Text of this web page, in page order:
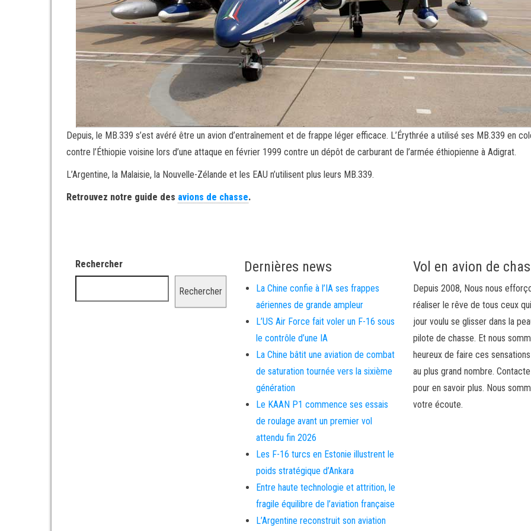
Depuis, le MB.339 s’est avéré être un avion d’entraînement et de frappe léger efficace. L’Érythrée a utilisé ses MB.339 en
contre l’Éthiopie voisine lors d’une attaque en février 1999 contre un dépôt de carburant de l’armée éthiopienne à Adigrat.
L’Argentine, la Malaisie, la Nouvelle-Zélande et les EAU n’utilisent plus leurs MB.339.
Retrouvez notre guide des avions de chasse.
Rechercher
Rechercher
Dernières news
La Chine confie à l’IA ses frappes
aériennes de grande ampleur
L’US Air Force fait voler un F-16 sous
le contrôle d’une IA
La Chine bâtit une aviation de combat
de saturation tournée vers la sixième
génération
Le KAAN P1 commence ses essais
de roulage avant un premier vol
attendu fin 2026
Les F-16 turcs en Estonie illustrent le
poids stratégique d’Ankara
Entre haute technologie et attrition, le
fragile équilibre de l’aviation française
L’Argentine reconstruit son aviation
Vol en avion de
Depuis 2008, Nous nous
réaliser le rêve de tous ceux
jour voulu se glisser dans la
pilote de chasse. Et nous
heureux de faire ces
au plus grand nombre.
pour en savoir plus. Nous
votre écoute.